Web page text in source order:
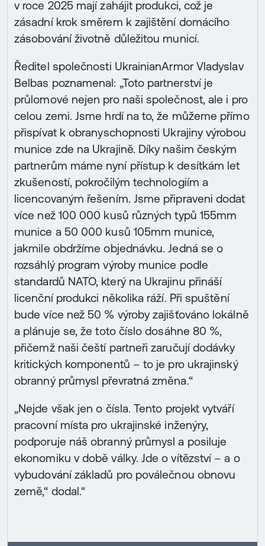
v roce 2025 mají zahájit produkci, což je
zásadní krok směrem k zajištění domácího
zásobování životně důležitou municí.
Ředitel společnosti UkrainianArmor Vladyslav
Belbas poznamenal: „Toto partnerství je
průlomové nejen pro naši společnost, ale i pro
celou zemi. Jsme hrdí na to, že můžeme přímo
přispívat k obranyschopnosti Ukrajiny výrobou
munice zde na Ukrajině. Díky našim českým
partnerům máme nyní přístup k desítkám let
zkušeností, pokročilým technologiím a
licencovaným řešením. Jsme připraveni dodat
více než 100 000 kusů různých typů 155mm
munice a 50 000 kusů 105mm munice,
jakmile obdržíme objednávku. Jedná se o
rozsáhlý program výroby munice podle
standardů NATO, který na Ukrajinu přináší
licenční produkci několika ráží. Při spuštění
bude více než 50 % výroby zajišťováno lokálně
a plánuje se, že toto číslo dosáhne 80 %,
přičemž naši čeští partneři zaručují dodávky
kritických komponentů – to je pro ukrajinský
obranný průmysl převratná změna.“
„Nejde však jen o čísla. Tento projekt vytváří
pracovní místa pro ukrajinské inženýry,
podporuje náš obranný průmysl a posiluje
ekonomiku v době války. Jde o vítězství – a o
vybudování základů pro poválečnou obnovu
země,“ dodal.“